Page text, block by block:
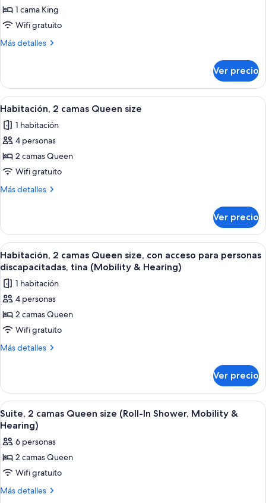
Mob/Hear)
discapacitadas,
tina
(River
View,
Suite,
1
vista
1 cama King
Wifi gratuito
Más detalles
Más
1
habitación,
vista
río
Ver precio
Abrir
todas
las
fotos
de
Habitación,
2
size
Habitación de hotel con dos camas,
5
Habitación, 2 camas Queen size
1 habitación
4 personas
2 camas Queen
Wifi gratuito
Más detalles
Más
2
camas
Queen
size
Ver precio
Abrir
todas
las
fotos
de
Habitación,
2
camas
con
acceso
para
personas
discapacitadas,
tina
(Mobility
Hearing)
Habitación de hotel con dos camas,
5
Habitación, 2 camas Queen size, con acceso para personas
discapacitadas, tina (Mobility & Hearing)
1 habitación
4 personas
2 camas Queen
Wifi gratuito
Más detalles
Más
2
camas
Queen
size,
acceso
para
discapacitadas,
tina
(Mobility
Ver precio
Abrir
todas
las
fotos
de
Suite,
2
Una habitación de hotel moderna
5
Suite, 2 camas Queen size (Roll-In Shower, Mobility &
Hearing)
6 personas
2 camas Queen
Wifi gratuito
Más detalles
Más